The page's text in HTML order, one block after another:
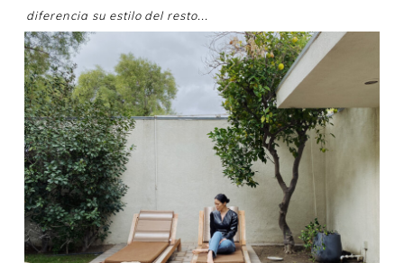
diferencia su estilo del resto...